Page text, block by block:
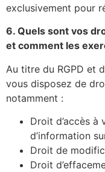
exclusivement pour
6. Quels sont vos
et comment les
Au titre du RGPD et
vous disposez de
notamment :
Droit d’accès
d’information
Droit de
Droit